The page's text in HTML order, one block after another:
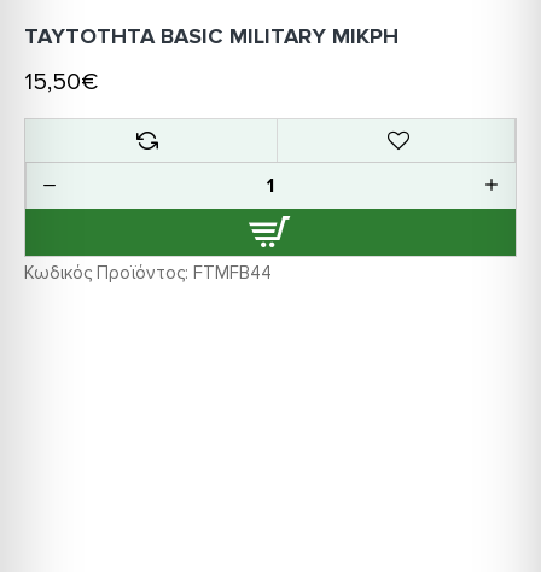
Κωδικός Προϊόντος: FTMFB44
ΤΑΥΤΟΤΗΤΑ BASIC MILITARY ΜΙΚΡΗ
15,50€